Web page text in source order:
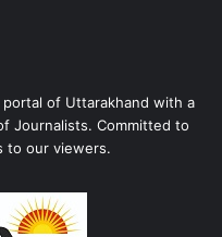
of Uttarakhand with a
Journalists. Committed to
to our viewers.